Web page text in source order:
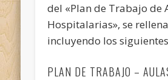
del «Plan de Trabajo de
Hospitalarias», se
incluyendo los
PLAN DE TRABAJO –